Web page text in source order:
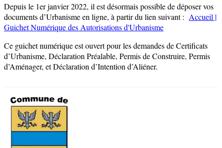
Depuis le 1er janvier 2022, il est désormais possible de déposer vos
documents d’Urbanisme en ligne, à partir du lien suivant : Accueil |
Guichet Numérique des Autorisations d'Urbanisme
Ce guichet numérique est ouvert pour les demandes de Certificats
d’Urbanisme, Déclaration Préalable, Permis de Construire, Permis
d’Aménager, et Déclaration d’Intention d’Aliéner.